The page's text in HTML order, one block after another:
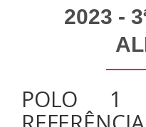
2023 -
POLO 1